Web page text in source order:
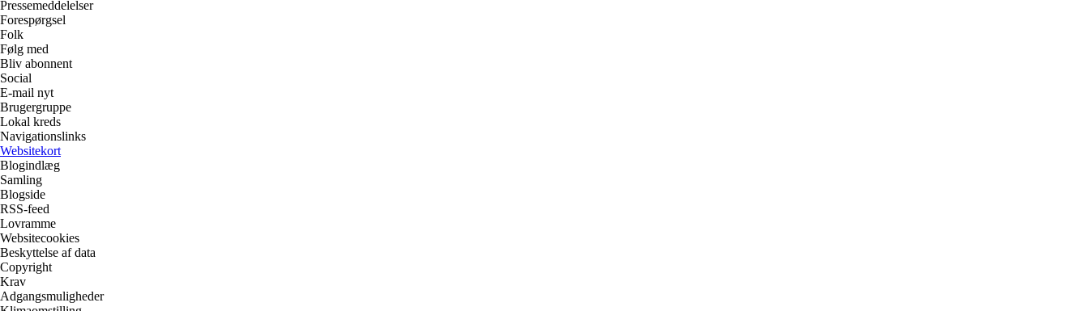
Pressemeddelelser
Forespørgsel
Folk
Følg med
Bliv abonnent
Social
E-mail nyt
Brugergruppe
Lokal kreds
Navigationslinks
Websitekort
Blogindlæg
Samling
Blogside
RSS-feed
Lovramme
Websitecookies
Beskyttelse af data
Copyright
Krav
Adgangsmuligheder